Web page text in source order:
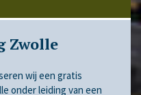
Zwolle
wij een gratis
onder leiding van een